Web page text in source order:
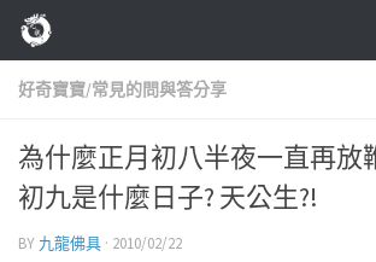
Skip to content
好奇寶寶/常見的問與答分享
為什麼正月初八半夜一直再放
初九是什麼日子? 天公生?!
BY 九龍佛具 · 2010/02/22